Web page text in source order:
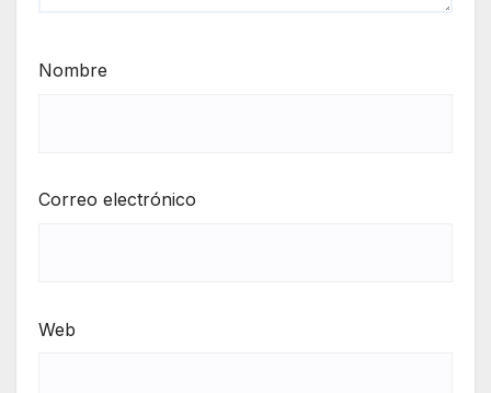
Nombre
Correo electrónico
Web